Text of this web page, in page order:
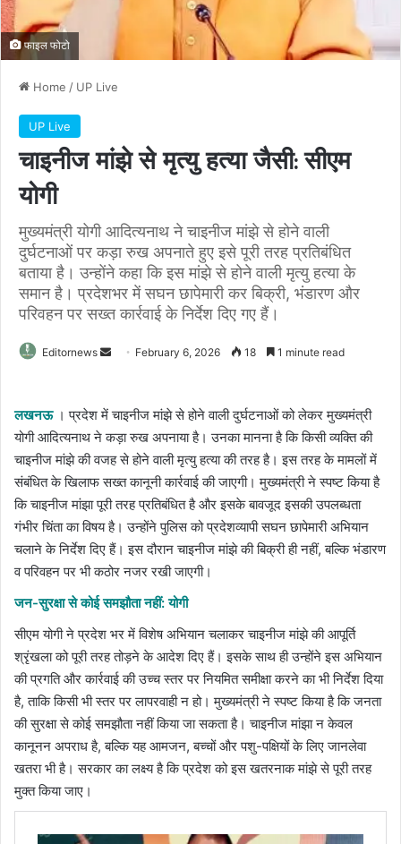
फाइल फोटो
Home / UP Live
UP Live
चाइनीज मांझे से मृत्यु हत्या जैसी: सीएम
योगी
मुख्यमंत्री योगी आदित्यनाथ ने चाइनीज मांझे से होने वाली
दुर्घटनाओं पर कड़ा रुख अपनाते हुए इसे पूरी तरह प्रतिबंधित
बताया है। उन्होंने कहा कि इस मांझे से होने वाली मृत्यु हत्या के
समान है। प्रदेशभर में सघन छापेमारी कर बिक्री, भंडारण और
परिवहन पर सख्त कार्रवाई के निर्देश दिए गए हैं।
Editornews
Send February 6, 2026 18 1 minute read
लखनऊ । प्रदेश में चाइनीज मांझे से होने वाली दुर्घटनाओं को लेकर मुख्यमंत्री
योगी आदित्यनाथ ने कड़ा रुख अपनाया है। उनका मानना है कि किसी व्यक्ति की
चाइनीज मांझे की वजह से होने वाली मृत्यु हत्या की तरह है। इस तरह के मामलों में
संबंधित के खिलाफ सख्त कानूनी कार्रवाई की जाएगी। मुख्यमंत्री ने स्पष्ट किया है
कि चाइनीज मांझा पूरी तरह प्रतिबंधित है और इसके बावजूद इसकी उपलब्धता
गंभीर चिंता का विषय है। उन्होंने पुलिस को प्रदेशव्यापी सघन छापेमारी अभियान
चलाने के निर्देश दिए हैं। इस दौरान चाइनीज मांझे की बिक्री ही नहीं, बल्कि भंडारण
व परिवहन पर भी कठोर नजर रखी जाएगी।
जन-सुरक्षा से कोई समझौता नहीं: योगी
सीएम योगी ने प्रदेश भर में विशेष अभियान चलाकर चाइनीज मांझे की आपूर्ति
श्रृंखला को पूरी तरह तोड़ने के आदेश दिए हैं। इसके साथ ही उन्होंने इस अभियान
की प्रगति और कार्रवाई की उच्च स्तर पर नियमित समीक्षा करने का भी निर्देश दिया
है, ताकि किसी भी स्तर पर लापरवाही न हो। मुख्यमंत्री ने स्पष्ट किया है कि जनता
की सुरक्षा से कोई समझौता नहीं किया जा सकता है। चाइनीज मांझा न केवल
कानूनन अपराध है, बल्कि यह आमजन, बच्चों और पशु-पक्षियों के लिए जानलेवा
खतरा भी है। सरकार का लक्ष्य है कि प्रदेश को इस खतरनाक मांझे से पूरी तरह
मुक्त किया जाए।